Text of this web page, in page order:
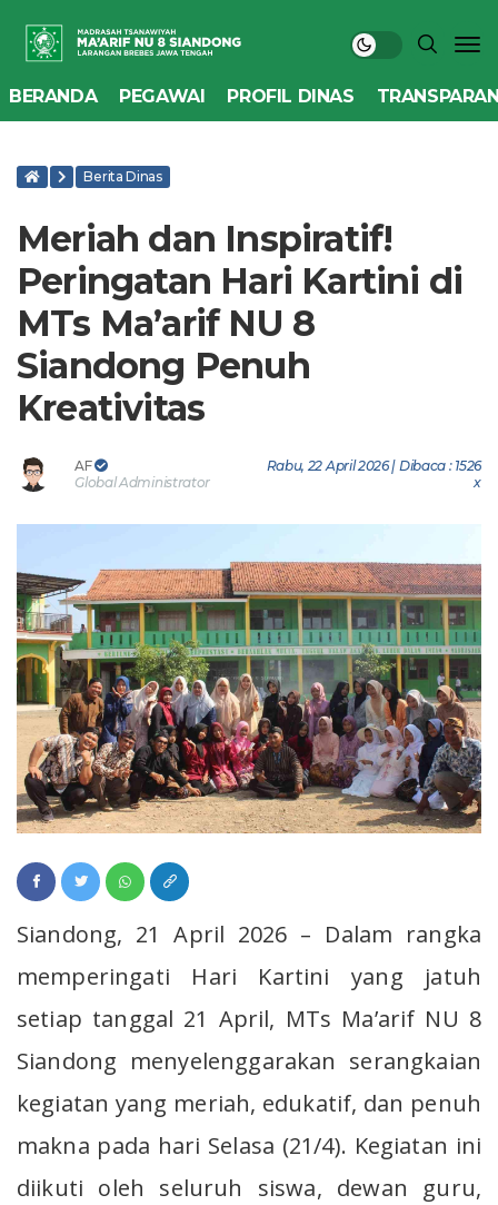
BERANDA PEGAWAI PROFIL DINAS
Berita Dinas
Meriah dan Inspiratif!
Peringatan Hari Kartini di
MTs Ma’arif NU 8
Siandong Penuh
Kreativitas
AF
Global Administrator
Rabu, 22 April 2026 | Dibaca : 1526
x
Siandong, 21 April 2026 – Dalam rangka
memperingati Hari Kartini yang jatuh
setiap tanggal 21 April, MTs Ma’arif NU 8
Siandong menyelenggarakan serangkaian
kegiatan yang meriah, edukatif, dan penuh
makna pada hari Selasa (21/4). Kegiatan ini
diikuti oleh seluruh siswa, dewan guru,